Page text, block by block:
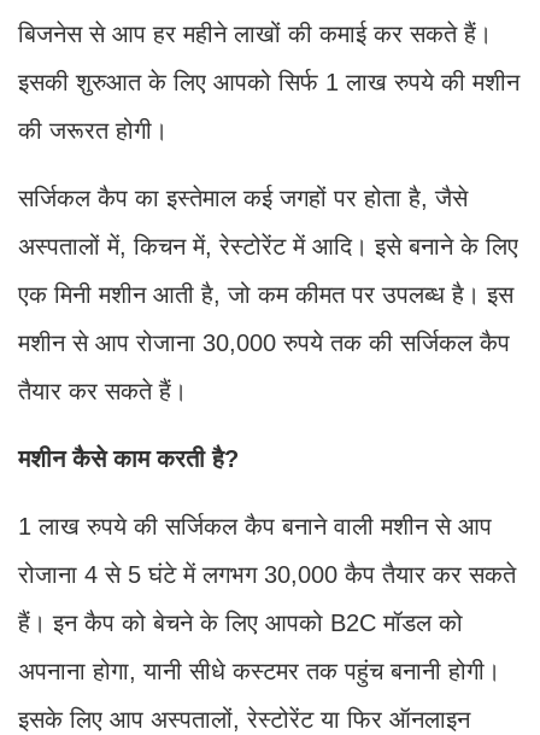
बिजनेस से आप हर महीने लाखों की कमाई कर सकते हैं।
इसकी शुरुआत के लिए आपको सिर्फ 1 लाख रुपये की मशीन
की जरूरत होगी।
सर्जिकल कैप का इस्तेमाल कई जगहों पर होता है, जैसे
अस्पतालों में, किचन में, रेस्टोरेंट में आदि। इसे बनाने के लिए
एक मिनी मशीन आती है, जो कम कीमत पर उपलब्ध है। इस
मशीन से आप रोजाना 30,000 रुपये तक की सर्जिकल कैप
तैयार कर सकते हैं।
मशीन कैसे काम करती है?
1 लाख रुपये की सर्जिकल कैप बनाने वाली मशीन से आप
रोजाना 4 से 5 घंटे में लगभग 30,000 कैप तैयार कर सकते
हैं। इन कैप को बेचने के लिए आपको B2C मॉडल को
अपनाना होगा, यानी सीधे कस्टमर तक पहुंच बनानी होगी।
इसके लिए आप अस्पतालों, रेस्टोरेंट या फिर ऑनलाइन